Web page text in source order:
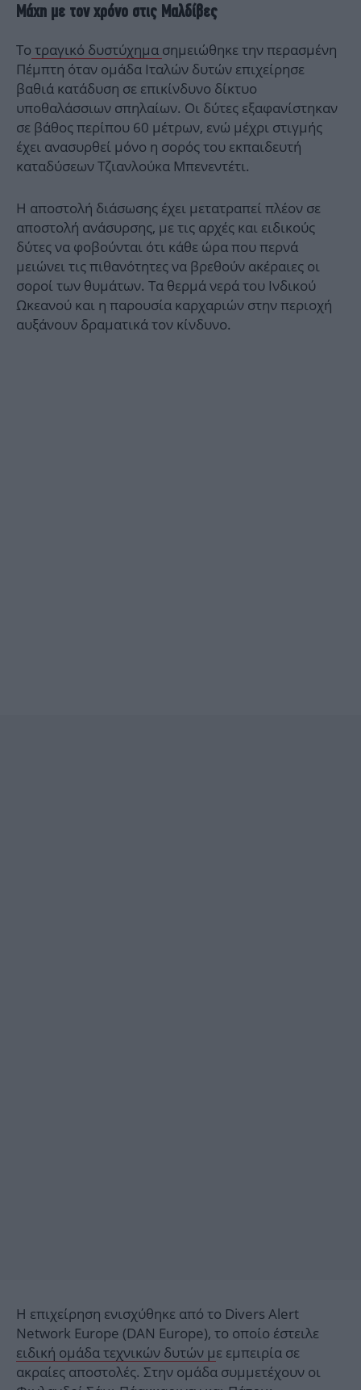
Μάχη με τον χρόνο στις Μαλδίβες
Το τραγικό δυστύχημα σημειώθηκε την περασμένη
Πέμπτη όταν ομάδα Ιταλών δυτών επιχείρησε
βαθιά κατάδυση σε επικίνδυνο δίκτυο
υποθαλάσσιων σπηλαίων. Οι δύτες εξαφανίστηκαν
σε βάθος περίπου 60 μέτρων, ενώ μέχρι στιγμής
έχει ανασυρθεί μόνο η σορός του εκπαιδευτή
καταδύσεων Τζιανλούκα Μπενεντέτι.
Η αποστολή διάσωσης έχει μετατραπεί πλέον σε
αποστολή ανάσυρσης, με τις αρχές και ειδικούς
δύτες να φοβούνται ότι κάθε ώρα που περνά
μειώνει τις πιθανότητες να βρεθούν ακέραιες οι
σοροί των θυμάτων. Τα θερμά νερά του Ινδικού
Ωκεανού και η παρουσία καρχαριών στην περιοχή
αυξάνουν δραματικά τον κίνδυνο.
Η επιχείρηση ενισχύθηκε από το Divers Alert
Network Europe (DAN Europe), το οποίο έστειλε
ειδική ομάδα τεχνικών δυτών με εμπειρία σε
ακραίες αποστολές. Στην ομάδα συμμετέχουν οι